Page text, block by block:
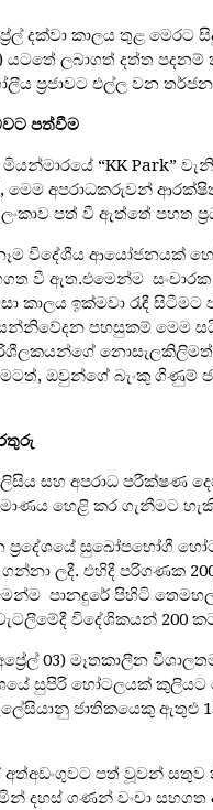
දක්වා කාලය තුළ
යටතේ ලබාගත් දත්ත
ප්‍රජාවට එල්ල වන
පත්වීම
“KK Park” වැනි
මෙම අපරාධකරුවන්
පත් වී ඇත්තේ පහත
විදේශීය ආයෝජනයක්
වී ඇත.එමෙන්ම
ඉක්මවා රැඳී
පහසුකම් මෙම
ඔවුන්ගේ බැංකු ගිණුම්
සහ අපරාධ පරීක්ෂණ
හෙළි කර ගැනීමට
ප්‍රදේශයේ සුඛෝපභෝගී
ලදී. එහිදී පරිගණක
පානදුරේ පිහිටි
විදේශිකයන් 200
03) මෑතකාලීන
සුපිරි හෝටලයක්
ජාතිකයෙකු ඇතුළු
පත් වූවන් සතුව
දහස් ගණන් වංචා